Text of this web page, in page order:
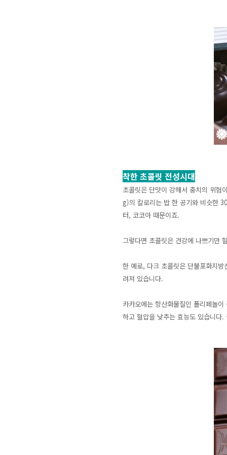
착한 초콜릿 전성시대
초콜릿은 단맛이 강해서 충치의 위험
g)의 칼로리는 밥 한 공기와 비슷한
터, 코코아 때문이죠.
그렇다면 초콜릿은 건강에 나쁘기만
한 예로, 다크 초콜릿은 단불포화지
려져 있습니다.
카카오에는 항산화물질인 폴리페놀
하고 혈압을 낮추는 효능도 있습니다